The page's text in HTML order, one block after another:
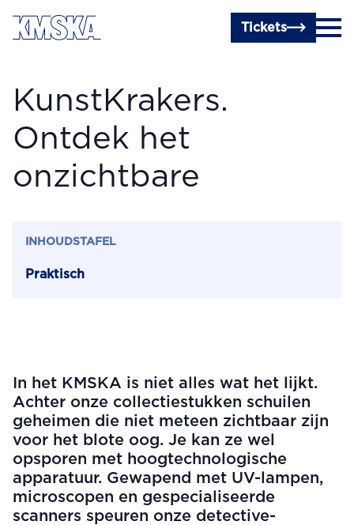
Ga naar hoofdinhoud
Tickets
KunstKrakers.
Ontdek het
onzichtbare
INHOUDSTAFEL
Praktisch
In het KMSKA is niet alles wat het lijkt.
Achter onze collectiestukken schuilen
geheimen die niet meteen zichtbaar zijn
voor het blote oog. Je kan ze wel
opsporen met hoogtechnologische
apparatuur. Gewapend met UV-lampen,
microscopen en gespecialiseerde
scanners speuren onze detective-